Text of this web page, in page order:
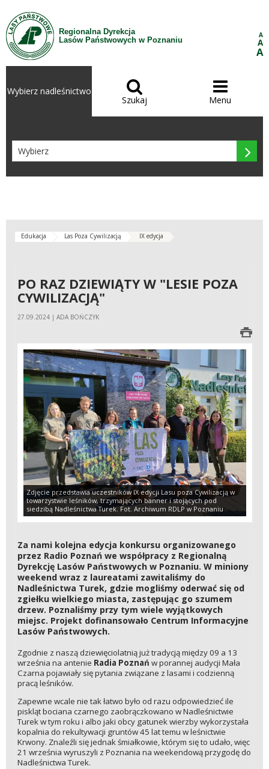
Przejdź do treści
Regionalna Dyrekcja
Lasów Państwowych w Poznaniu
A
A
A
Wybierz nadleśnictwo 
Szukaj

Menu

Edukacja Las Poza Cywilizacją IX edycja
PO RAZ DZIEWIĄTY W "LESIE POZA
CYWILIZACJĄ"
27.09.2024 | ADA BOŃCZYK
Zdjęcie przedstawia uczestników IX edycji Lasu poza Cywilizacją w
towarzystwie leśników, trzymających banner i stojących pod
siedzibą Nadleśnictwa Turek. Fot. Archiwum RDLP w Poznaniu
Za nami kolejna edycja konkursu organizowanego
przez Radio Poznań we współpracy z Regionalną
Dyrekcję Lasów Państwowych w Poznaniu. W miniony
weekend wraz z laureatami zawitaliśmy do
Nadleśnictwa Turek, gdzie mogliśmy oderwać się od
zgiełku wielkiego miasta, zastępując go szumem
drzew. Poznaliśmy przy tym wiele wyjątkowych
miejsc. Projekt dofinansowało Centrum Informacyjne
Lasów Państwowych.
Zgodnie z naszą dziewięciolatnią już tradycją między 09 a 13
września na antenie Radia Poznań w porannej audycji Mała
Czarna pojawiały się pytania związane z lasami i codzienną
pracą leśników.
Zapewne wcale nie tak łatwo było od razu odpowiedzieć ile
piskląt bociana czarnego zaobrączkowano w Nadleśnictwie
Turek w tym roku i albo jaki obcy gatunek wierzby wykorzystała
kopalnia do rekultywacji gruntów 45 lat temu w leśnictwie
Krwony. Znaleźli się jednak śmiałkowie, którym się to udało, więc
21 września wyruszyli z Poznania na weekendową przygodę do
Nadleśnictwa Turek.